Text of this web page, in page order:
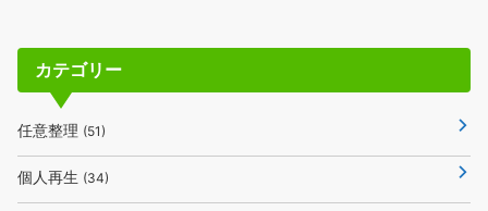
カテゴリー
任意整理 (51)
個人再生 (34)